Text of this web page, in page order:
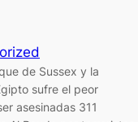
de Sussex y la
sufre el peor
asesinadas 311